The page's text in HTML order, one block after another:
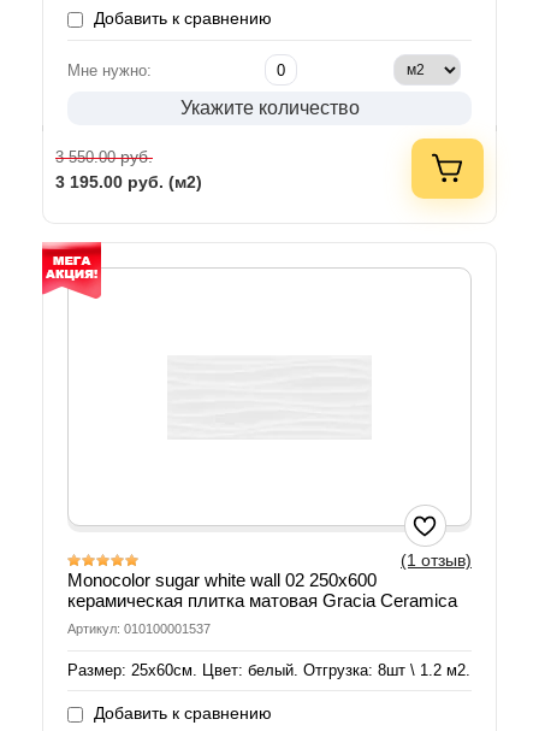
Добавить к сравнению
Мне нужно:
Укажите количество
3 550.00руб.
3 195.00 руб. (м2)
(1 отзыв)
Monocolor sugar white wall 02 250х600
керамическая плитка матовая Gracia Ceramica
Артикул: 010100001537
Размер: 25х60см. Цвет: белый. Отгрузка: 8шт \ 1.2 м2.
Добавить к сравнению